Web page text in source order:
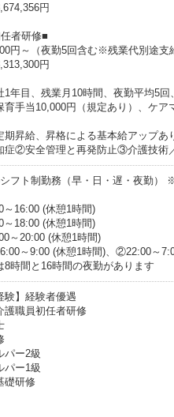
円
者研修■
円～（夜勤5回含む※残業代別途支
円
1年目、残業月10時間、夜勤平均5回
手当10,000円（規定あり）、ケア
昇給、昇格による基本給アップあ
②安全管理と再発防止③介護技術
フト制勤務（早・日・遅・夜勤）
～16:00 (休憩1時間)
～18:00 (休憩1時間)
～20:00 (休憩1時間)
～9:00 (休憩1時間)、②22:00～
時間と16時間の夜勤があります
】 経験者優遇
護職員初任者研修
パー2級
パー1級
礎研修